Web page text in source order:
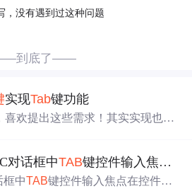
，没有遇到过这种问题
到底了——
实现Tab键功能
提出这些需求！其实实现也不
种是这样的: 用客户端脚本在页面
事件,让页面在接受到回车事件
对话框中TAB键控件输入焦点在控件中跳转的效果
框中TAB键控件输入焦点在控件中